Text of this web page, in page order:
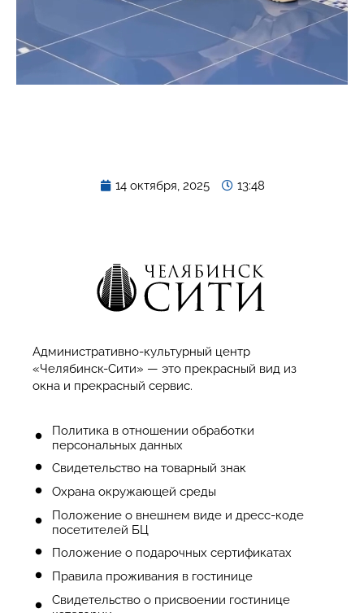
14 октября, 2025 13:48
Административно-культурный центр
«Челябинск-Сити» — это прекрасный вид из
окна и прекрасный сервис.
Политика в отношении обработки
персональных данных
Cвидетельство на товарный знак
Охрана окружающей среды
Положение о внешнем виде и дресс-коде
посетителей БЦ
Положение о подарочных сертификатах
Правила проживания в гостинице
Свидетельство о присвоении гостинице